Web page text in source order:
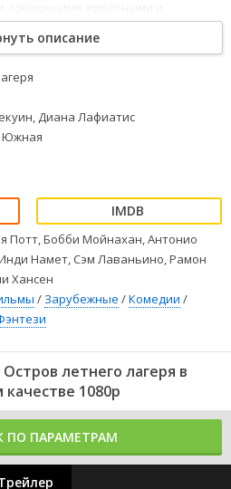
описание
Диана Лафиатис
Южная
Потт, Бобби Мойнахан, Антонио
Намет, Сэм Лаваньино, Рамон
Хансен
/ Зарубежные /Комедии /
летнего лагеря в
1080p
ПО ПАРАМЕТРАМ